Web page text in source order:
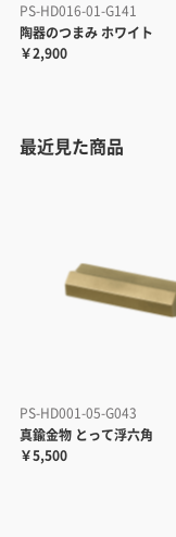
PS-HD016-01-G141
陶器のつまみ ホワイト
￥2,900
最近見た商品
PS-HD001-05-G043
真鍮金物 とって浮六角
￥5,500